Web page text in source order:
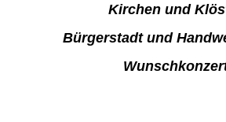
Kirchen und
Bürgerstadt und